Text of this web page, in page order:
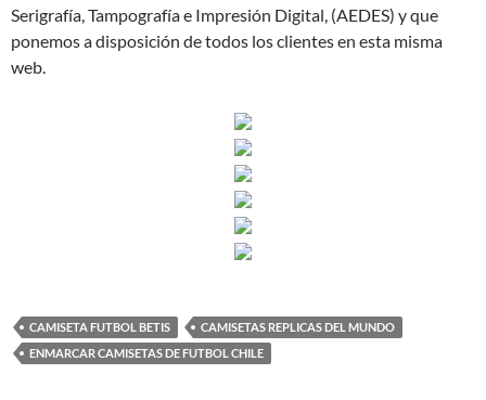
Serigrafía, Tampografía e Impresión Digital, (AEDES) y que
ponemos a disposición de todos los clientes en esta misma
web.
CAMISETA FUTBOL BETIS
CAMISETAS REPLICAS DEL MUNDO
ENMARCAR CAMISETAS DE FUTBOL CHILE